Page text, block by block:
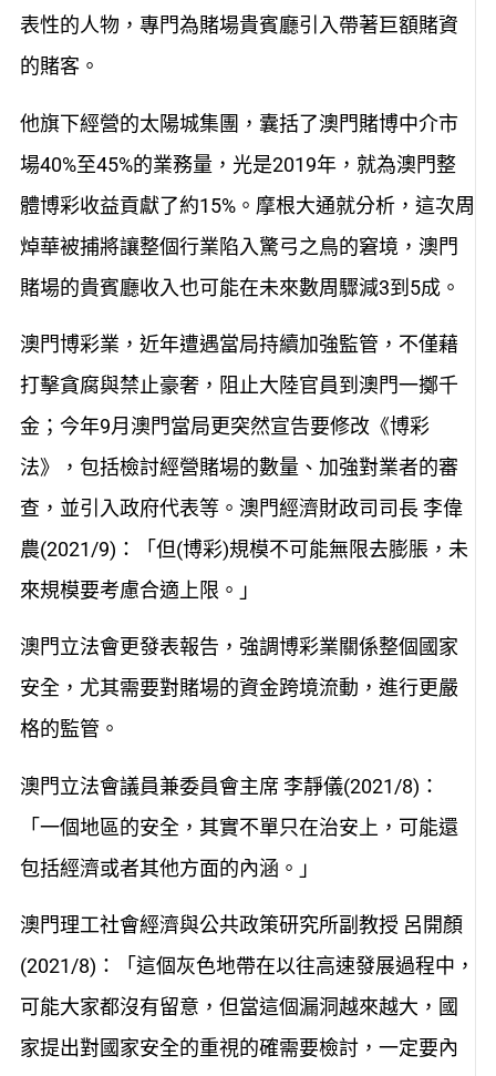
表性的人物，專門為賭場貴賓廳引入帶著巨額賭資
的賭客。
他旗下經營的太陽城集團，囊括了澳門賭博中介市
場40%至45%的業務量，光是2019年，就為澳門整
體博彩收益貢獻了約15%。摩根大通就分析，這次周
焯華被捕將讓整個行業陷入驚弓之鳥的窘境，澳門
賭場的貴賓廳收入也可能在未來數周驟減3到5成。
澳門博彩業，近年遭遇當局持續加強監管，不僅藉
打擊貪腐與禁止豪奢，阻止大陸官員到澳門一擲千
金；今年9月澳門當局更突然宣告要修改《博彩
法》，包括檢討經營賭場的數量、加強對業者的審
查，並引入政府代表等。澳門經濟財政司司長 李偉
農(2021/9)：「但(博彩)規模不可能無限去膨脹，未
來規模要考慮合適上限。」
澳門立法會更發表報告，強調博彩業關係整個國家
安全，尤其需要對賭場的資金跨境流動，進行更嚴
格的監管。
澳門立法會議員兼委員會主席 李靜儀(2021/8)：
「一個地區的安全，其實不單只在治安上，可能還
包括經濟或者其他方面的內涵。」
澳門理工社會經濟與公共政策研究所副教授 呂開顏
(2021/8)：「這個灰色地帶在以往高速發展過程中，
可能大家都沒有留意，但當這個漏洞越來越大，國
家提出對國家安全的重視的確需要檢討，一定要內